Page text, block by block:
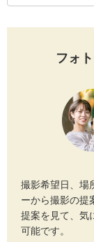
フォ
撮影希望日、場
ーから撮影の提
提案を見て、気
可能です。